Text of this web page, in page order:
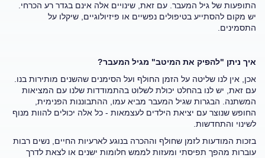
התופעות של גיל המעבר. עם זאת, שינויים אלה אינם בגדר רע הכרחי.
יש מקום להסתייע בטיפולים נפשיים או פיזיולוגיים, שיקלו על
התסמינים.
איך ניתן "להפיק את המיטב" מגיל המעבר?
אכן, אין לנו שליטה על הזמן החולף ועל הסימנים שהשנים מותירות בנו.
עם זאת, יש לנו בהחלט יכולת לשלוט בהתמודדות שלנו עם המציאות
המשתנה. הבגרות שגיל המעבר מביא עמו, ההתבוננות הפנימית,
החופש שנוצר עם יציאת הילדים לעצמאות - כל אלה יכולים להוות מנוף
לשינוי והתחדשות.
בזכות המודעות לזמן שחולף וההכרה בנוגע לארעיות החיים, נשים רבות
עוברות מהפך תפיסתי ומעזות לממש חלומות ישנים או לצאת לדרך